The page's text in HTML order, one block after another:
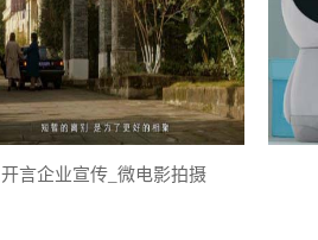
开言企业宣传_微电影拍摄